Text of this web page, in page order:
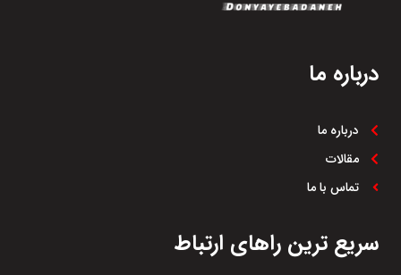
درباره ما
درباره ما
مقالات
تماس با ما
سریع ترین راهای ارتباط